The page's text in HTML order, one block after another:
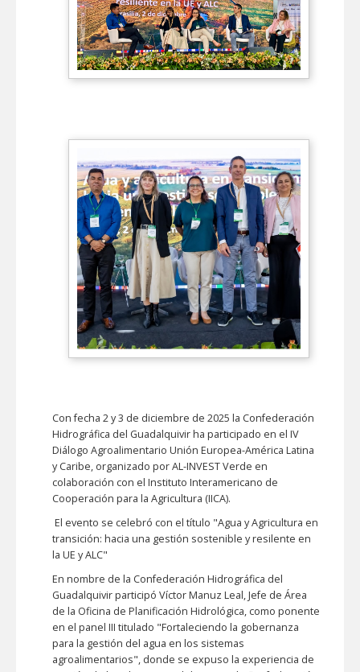
Con fecha 2 y 3 de diciembre de 2025 la Confederación
Hidrográfica del Guadalquivir ha participado en el IV
Diálogo Agroalimentario Unión Europea-América Latina
y Caribe, organizado por AL-INVEST Verde en
colaboración con el Instituto Interamericano de
Cooperación para la Agricultura (IICA).
El evento se celebró con el título "Agua y Agricultura en
transición: hacia una gestión sostenible y resilente en
la UE y ALC"
En nombre de la Confederación Hidrográfica del
Guadalquivir participó Víctor Manuz Leal, Jefe de Área
de la Oficina de Planificación Hidrológica, como ponente
en el panel III titulado "Fortaleciendo la gobernanza
para la gestión del agua en los sistemas
agroalimentarios", donde se expuso la experiencia de